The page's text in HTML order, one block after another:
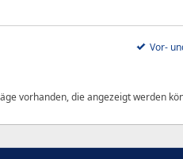
Vor-
vorhanden, die angezeigt werden